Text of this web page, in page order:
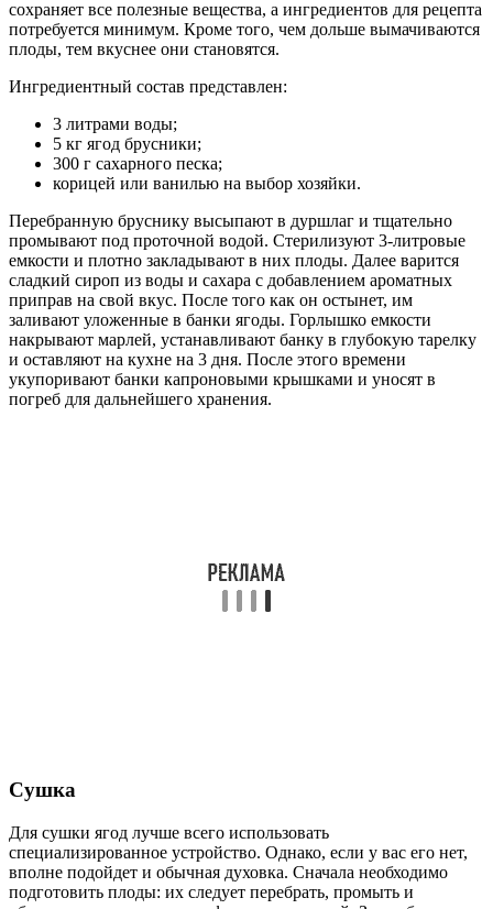
сохраняет все полезные вещества, а ингредиентов для рецепта
потребуется минимум. Кроме того, чем дольше вымачиваются
плоды, тем вкуснее они становятся.
Ингредиентный состав представлен:
3 литрами воды;
5 кг ягод брусники;
300 г сахарного песка;
корицей или ванилью на выбор хозяйки.
Перебранную бруснику высыпают в дуршлаг и тщательно
промывают под проточной водой. Стерилизуют 3-литровые
емкости и плотно закладывают в них плоды. Далее варится
сладкий сироп из воды и сахара с добавлением ароматных
приправ на свой вкус. После того как он остынет, им
заливают уложенные в банки ягоды. Горлышко емкости
накрывают марлей, устанавливают банку в глубокую тарелку
и оставляют на кухне на 3 дня. После этого времени
укупоривают банки капроновыми крышками и уносят в
погреб для дальнейшего хранения.
Сушка
Для сушки ягод лучше всего использовать
специализированное устройство. Однако, если у вас его нет,
вполне подойдет и обычная духовка. Сначала необходимо
подготовить плоды: их следует перебрать, промыть и